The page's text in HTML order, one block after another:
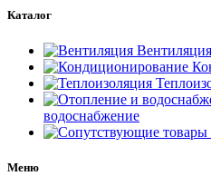
Каталог
Вентиляция
водоснабжение
Меню